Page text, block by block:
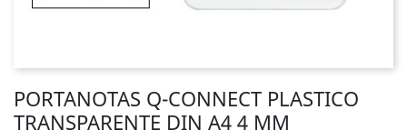
PORTANOTAS Q-CONNECT PLASTICO
TRANSPARENTE DIN A4 4 MM